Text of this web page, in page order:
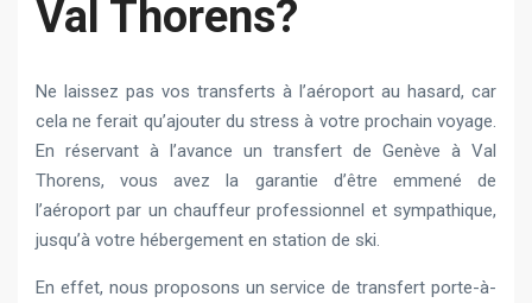
Val Thorens?
Ne laissez pas vos transferts à l’aéroport au hasard, car
cela ne ferait qu’ajouter du stress à votre prochain voyage.
En réservant à l’avance un transfert de Genève à Val
Thorens, vous avez la garantie d’être emmené de
l’aéroport par un chauffeur professionnel et sympathique,
jusqu’à votre hébergement en station de ski.
En effet, nous proposons un service de transfert porte-à-